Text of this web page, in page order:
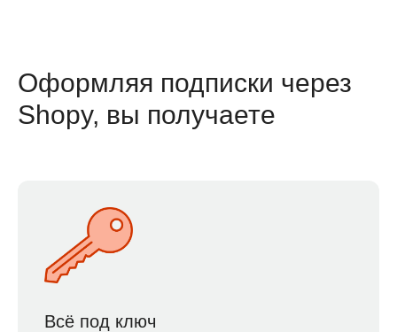
Оформляя подписки через
Shopy, вы получаете
Всё под ключ